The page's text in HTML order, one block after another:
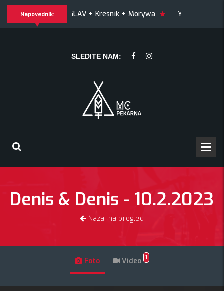
Napovednik:
+ Kresnik + Morywa
YAWNING MAN (US), Hrmülja
MAN (US), Hrmülja (HR), A Gram trip (HR)
SLEDITE NAM:
Denis & Denis - 10.2.2023
Nazaj na pregled
Foto Video 1